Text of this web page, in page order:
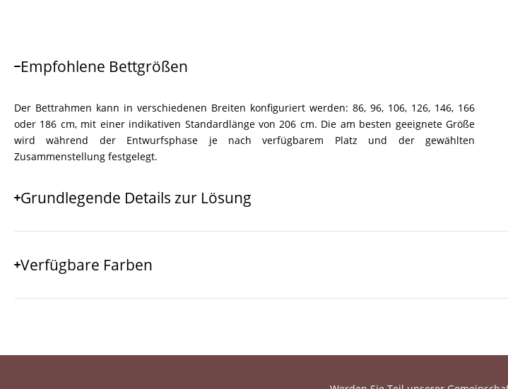
Empfohlene Bettgrößen
Der Bettrahmen kann in verschiedenen Breiten konfiguriert werden: 86, 96, 106, 126, 146, 166
oder 186 cm, mit einer indikativen Standardlänge von 206 cm. Die am besten geeignete Größe
wird während der Entwurfsphase je nach verfügbarem Platz und der gewählten
Zusammenstellung festgelegt.
Grundlegende Details zur Lösung
Verfügbare Farben